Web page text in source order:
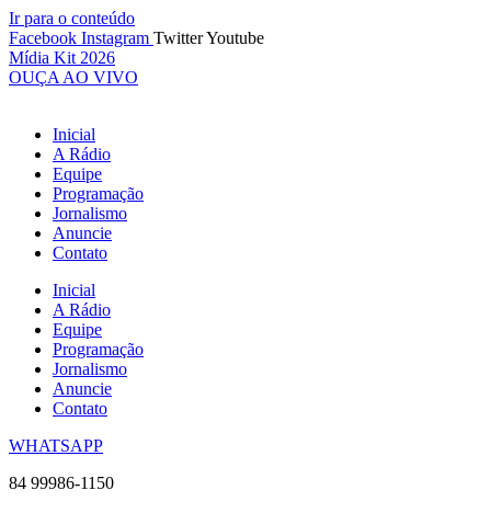
Ir para o conteúdo
Facebook Instagram TwitterYoutube
Mídia Kit 2026
OUÇA AO VIVO
Inicial
A Rádio
Equipe
Programação
Jornalismo
Anuncie
Contato
Inicial
A Rádio
Equipe
Programação
Jornalismo
Anuncie
Contato
WHATSAPP
84 99986-1150